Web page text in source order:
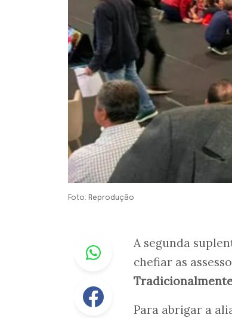
Foto: Reprodução
Whastapp
Facebook
A segunda
chefiar as
Para abrigar a